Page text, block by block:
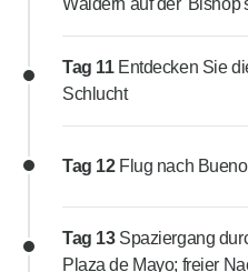
Wäldern auf der
Tag 11 Entdecken Sie
Schlucht
Tag 12 Flug nach
Tag 13 Spaziergang
Plaza de Mayo; freier